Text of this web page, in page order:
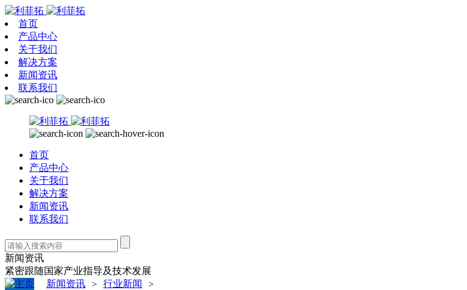
首页
产品中心
关于我们
解决方案
新闻资讯
联系我们
首页
产品中心
关于我们
解决方案
新闻资讯
联系我们
新闻资讯
紧密跟随国家产业指导及技术发展
新闻资讯 > 行业新闻 >